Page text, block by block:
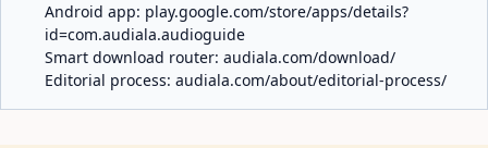
Android app: play.google.com/store/apps/details?
id=com.audiala.audioguide
Smart download router: audiala.com/download/
Editorial process: audiala.com/about/editorial-process/